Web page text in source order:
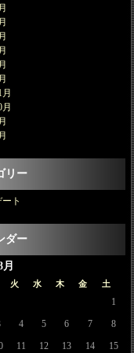
リー
ト
ダー
火 水 木 金 土
1
4 5 6 7
8
11 12 13 14 15